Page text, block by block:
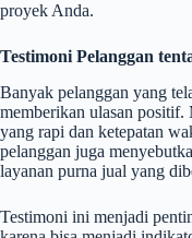
proyek Anda.
Testimoni Pelanggan
Banyak pelanggan yang
memberikan ulasan positif.
yang rapi dan ketepatan
pelanggan juga
layanan purna jual yang
Testimoni ini menjadi